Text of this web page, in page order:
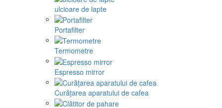
ulcioare de lapte
Portafilter
Termometre
Espresso mirror
Curățarea aparatului de cafea